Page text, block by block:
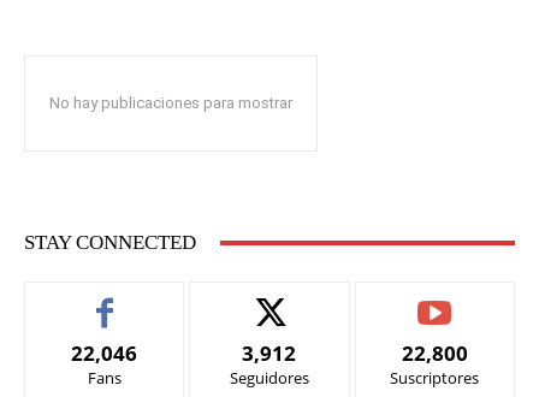
No hay publicaciones para mostrar
STAY CONNECTED
22,046
Fans
3,912
Seguidores
22,800
Suscriptores